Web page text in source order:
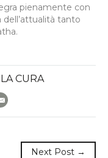
pienamente con
tanto
CURA
Next Post →